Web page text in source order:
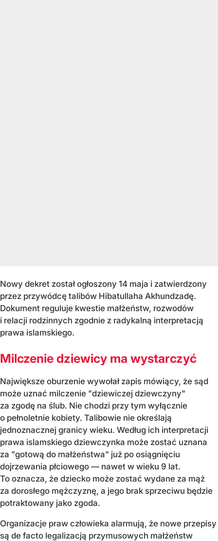
Nowy dekret został ogłoszony 14 maja i zatwierdzony
przez przywódcę talibów Hibatullaha Akhundzadę.
Dokument reguluje kwestie małżeństw, rozwodów
i relacji rodzinnych zgodnie z radykalną interpretacją
prawa islamskiego.
Milczenie dziewicy ma wystarczyć
Największe oburzenie wywołał zapis mówiący, że sąd
może uznać milczenie "dziewiczej dziewczyny"
za zgodę na ślub. Nie chodzi przy tym wyłącznie
o pełnoletnie kobiety. Talibowie nie określają
jednoznacznej granicy wieku. Według ich interpretacji
prawa islamskiego dziewczynka może zostać uznana
za "gotową do małżeństwa" już po osiągnięciu
dojrzewania płciowego — nawet w wieku 9 lat.
To oznacza, że dziecko może zostać wydane za mąż
za dorosłego mężczyznę, a jego brak sprzeciwu będzie
potraktowany jako zgoda.
Organizacje praw człowieka alarmują, że nowe przepisy
są de facto legalizacją przymusowych małżeństw